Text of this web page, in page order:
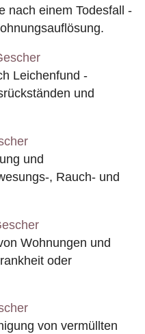
nach einem Todesfall -
Leichenfund -
und
und
, Rauch- und
Wohnungen und
oder
von vermüllten